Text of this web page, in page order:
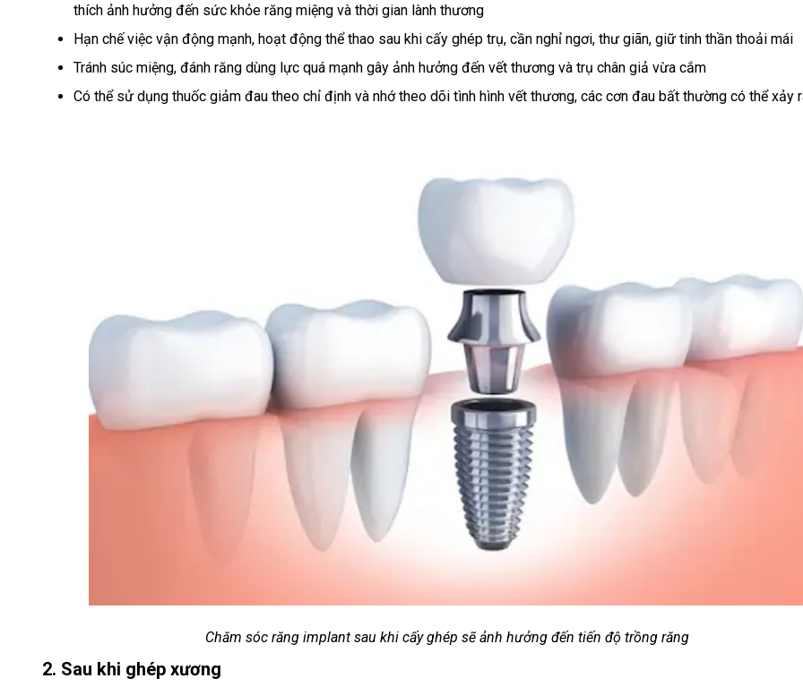
thích ảnh hưởng đến sức khỏe răng miệng và thời gian lành thương
Hạn chế việc vận động mạnh, hoạt động thể thao sau khi cấy ghép trụ, cần nghỉ ngơi, thư giãn, giữ tinh thần thoải mái
Tránh súc miệng, đánh răng dùng lực quá mạnh gây ảnh hưởng đến vết thương và trụ chân giả vừa cắm
Có thể sử dụng thuốc giảm đau theo chỉ định và nhớ theo dõi tình hình vết thương, các cơn đau bất thường có thể xảy
Chăm sóc răng implant sau khi cấy ghép sẽ ảnh hưởng đến tiến độ trồng răng
2. Sau khi ghép xương